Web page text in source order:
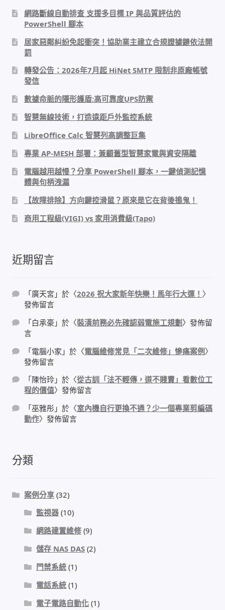
印表列印伺服器
虛擬機 Virtual machine VirtualBox Hyper-V
光纖網路
PHP程式設計
網路 工具 軟體 手冊
監視器DIY
防盜保全-安防設備
昇銳電子(HI SHARP)智慧科技
鎧鋒企業(KCA)智能監視系統
太陽能系統監視器
監視器 信和 TBC 固定IP
監控安防 工具 軟體 手冊
迅時數位網路電話總機
網路斷線自動排查 支援多目標 IP 與品質評估的
PowerShell 腳本
居家惡鄰糾紛免起衝突！協助業主建立合規證據鏈依法開
罰
轉發公告：2026年7月起 HiNet SMTP 限制非原廠帳號
發信
數據命脈的隱形護盾:高可靠度UPS防禦
智慧無線技術，打造遠距戶外監控系統
LibreOffice Calc 智慧列高調整巨集
專業 AP-MESH 部署：兼顧舊型智慧家電與資安隔離
電腦越用越慢？分享 PowerShell 腳本，一鍵偵測記憶
體與句柄洩漏
【故障排除】方向鍵控滑鼠？原來是它在背後搗鬼！
商用工程級(VIGI) vs 家用消費級(Tapo)
近期留言
「廣天宮 」於〈2026 祝大家新年快樂！馬年行大運！ 〉
發佈留言
「白承豪 」於〈裝潢前務必先確認弱電施工規劃〉發佈留
言
「電腦小家 」於〈電腦維修常見「二次維修」慘痛案例〉
發佈留言
「陳怡玲 」於〈從古訓「法不輕傳，道不賤賣」看數位工
程的價值〉發佈留言
「巫雅彤 」於〈室內機自行更換不通？少一個專業剪編碼
動作〉發佈留言
分類
案例分享 (32)
監視器 (10)
網路建置維修 (9)
儲存 NAS DAS (2)
門禁系統 (1)
電話系統 (1)
電子電路自動化 (1)